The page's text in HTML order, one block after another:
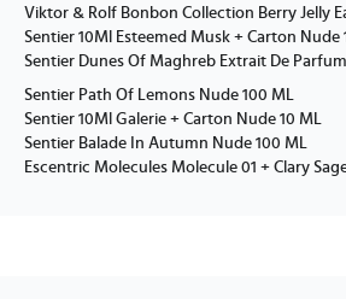
Sentier 10Ml Esteemed Musk + Carton Nude
Sentier Dunes Of Maghreb Extrait De
Sentier Path Of Lemons Nude 100 ML
Sentier 10Ml Galerie + Carton Nude 10 ML
Sentier Balade In Autumn Nude 100 ML